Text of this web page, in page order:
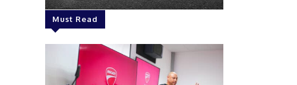
Must Read